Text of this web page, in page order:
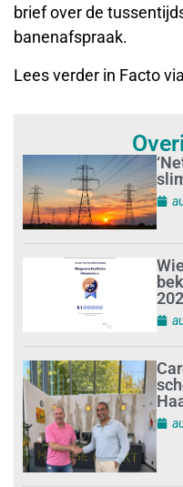
brief over de
banenafspraak.
Lees verder in Facto via